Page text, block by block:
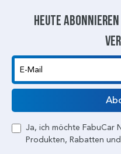
Heute
E-Mail
Ja, ich möchte FabuCar
Produkten, Rabatten